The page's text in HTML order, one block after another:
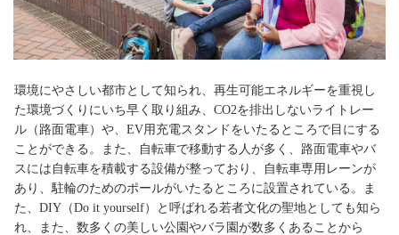
環境にやさしい都市として知られ、再生可能エネルギーを重視し
た環境づくりにいち早く取り組み、CO2を排出しないライトレー
ル（路面電車）や、EV用充電スタンドをいたるところで目にする
ことができる。また、自転車で移動する人が多く、路面電車やバ
スには自転車を積載する設備が整っており、自転車専用レーンが
あり、駐輪のためのポールがいたるところに設置されている。ま
た、DIY（Do it yourself）と呼ばれる若者文化の聖地としても知ら
れ、また、数多くの美しい公園やバラ園が数多くあることから